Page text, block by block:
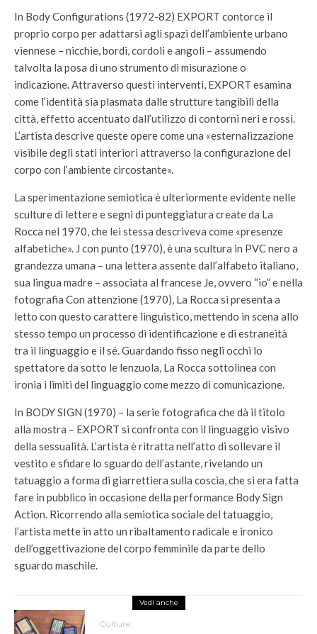
In Body Configurations (1972-82) EXPORT contorce il
proprio corpo per adattarsi agli spazi dell’ambiente urbano
viennese – nicchie, bordi, cordoli e angoli – assumendo
talvolta la posa di uno strumento di misurazione o
indicazione. Attraverso questi interventi, EXPORT esamina
come l’identità sia plasmata dalle strutture tangibili della
città, effetto accentuato dall’utilizzo di contorni neri e rossi.
L’artista descrive queste opere come una «esternalizzazione
visibile degli stati interiori attraverso la configurazione del
corpo con l’ambiente circostante».
La sperimentazione semiotica è ulteriormente evidente nelle
sculture di lettere e segni di punteggiatura create da La
Rocca nel 1970, che lei stessa descriveva come «presenze
alfabetiche». J con punto (1970), è una scultura in PVC nero a
grandezza umana – una lettera assente dall’alfabeto italiano,
sua lingua madre – associata al francese Je, ovvero “io” e nella
fotografia Con attenzione (1970), La Rocca si presenta a
letto con questo carattere linguistico, mettendo in scena allo
stesso tempo un processo di identificazione e di estraneità
tra il linguaggio e il sé. Guardando fisso negli occhi lo
spettatore da sotto le lenzuola, La Rocca sottolinea con
ironia i limiti del linguaggio come mezzo di comunicazione.
In BODY SIGN (1970) – la serie fotografica che dà il titolo
alla mostra – EXPORT si confronta con il linguaggio visivo
della sessualità. L’artista è ritratta nell’atto di sollevare il
vestito e sfidare lo sguardo dell’astante, rivelando un
tatuaggio a forma di giarrettiera sulla coscia, che si era fatta
fare in pubblico in occasione della performance Body Sign
Action. Ricorrendo alla semiotica sociale del tatuaggio,
l’artista mette in atto un ribaltamento radicale e ironico
dell’oggettivazione del corpo femminile da parte dello
sguardo maschile.
Vedi anche
Culture